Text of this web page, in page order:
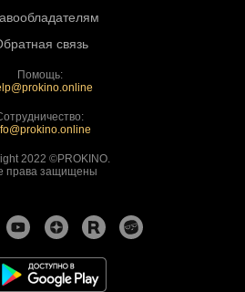
связь
Помощь:
2022 ©PROKINO.
права защищены